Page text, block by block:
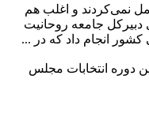
نمی‌کردند و اغلب هم
جامعه روحانیت
انجام داد که در ...
انتخابات مجلس